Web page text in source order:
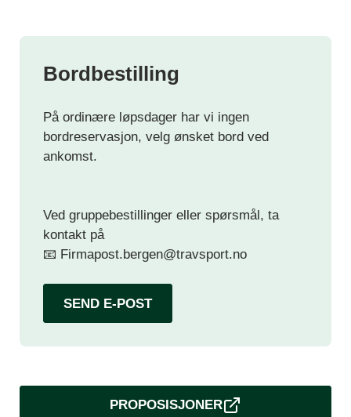
Bordbestilling
På ordinære løpsdager har vi ingen
bordreservasjon, velg ønsket bord ved
ankomst.
Ved gruppebestillinger eller spørsmål, ta
kontakt på
📧 Firmapost.bergen@travsport.no
SEND E-POST
PROPOSISJONER